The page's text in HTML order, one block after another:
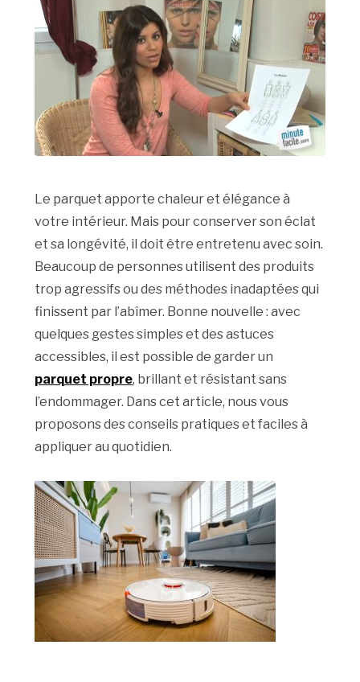
Le parquet apporte chaleur et élégance à
votre intérieur. Mais pour conserver son éclat
et sa longévité, il doit être entretenu avec soin.
Beaucoup de personnes utilisent des produits
trop agressifs ou des méthodes inadaptées qui
finissent par l’abîmer. Bonne nouvelle : avec
quelques gestes simples et des astuces
accessibles, il est possible de garder un
parquet propre, brillant et résistant sans
l’endommager. Dans cet article, nous vous
proposons des conseils pratiques et faciles à
appliquer au quotidien.